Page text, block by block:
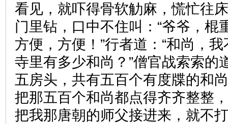
看见，就吓得骨软觔麻，慌忙往
门里钻，口中不住叫：“爷爷，棍
方便，方便！”行者道：“和尚，
寺里有多少和尚？”僧官战索索的
五房头，共有五百个有度牒的和
把那五百个和尚都点得齐齐整整
把我那唐朝的师父接进来，就不